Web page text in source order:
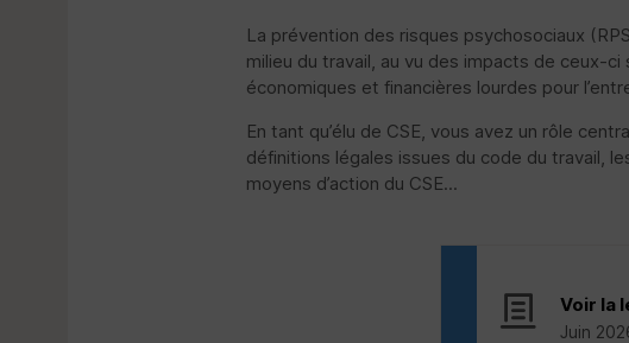
La prévention des risques psychosociaux (RPS
milieu du travail, au vu des impacts de ceux-
économiques et financières lourdes pour
En tant qu’élu de CSE , vous avez un rôle
définitions légales issues du code du travail,
moyens d’action du CSE...
Voir la
Juin